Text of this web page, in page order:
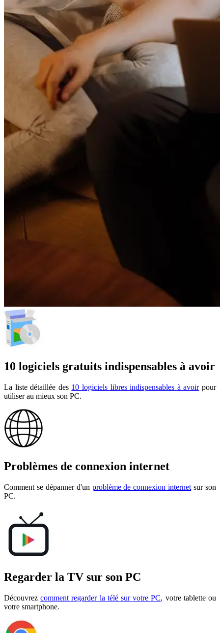
10 logiciels gratuits indispensables à avoir
La liste détaillée des 10 logiciels libres indispensables à avoirpour
utiliser au mieux son PC.
Problèmes de connexion internet
Comment se dépanner d'un problème de connexion internet sur son
PC.
Regarder la TV sur son PC
Découvrezcomment regarder la télé sur votre PC, votre tablette ou
votre smartphone.